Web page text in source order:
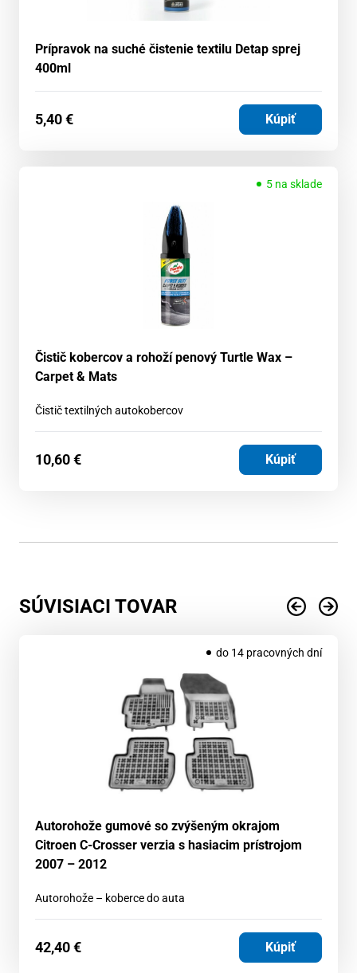
Prípravok na suché čistenie textilu Detap sprej
400ml
5,40€ Kúpiť
5 na sklade
Čistič kobercov a rohoží penový Turtle Wax –
Carpet & Mats
Čistič textilných autokobercov
10,60€ Kúpiť
SÚVISIACI TOVAR
do 14 pracovných dní
Autorohože gumové so zvýšeným okrajom
Citroen C-Crosser verzia s hasiacim prístrojom
2007 – 2012
Autorohože – koberce do auta
42,40€ Kúpiť